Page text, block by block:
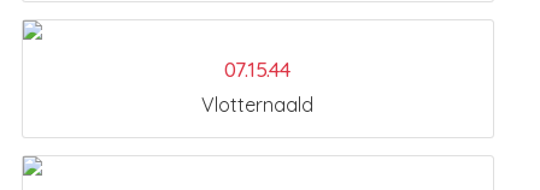
07.15.44
Vlotternaald